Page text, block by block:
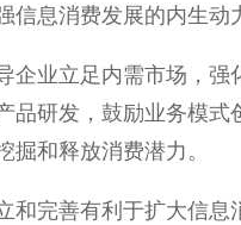
息消费发展的内生动
企业立足内需市场，
品研发，鼓励业务模式
掘和释放消费潜力。
和完善有利于扩大信